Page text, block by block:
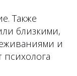
Также
близкими,
и
психолога